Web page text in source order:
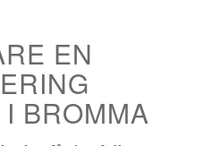
EN
BROMMA